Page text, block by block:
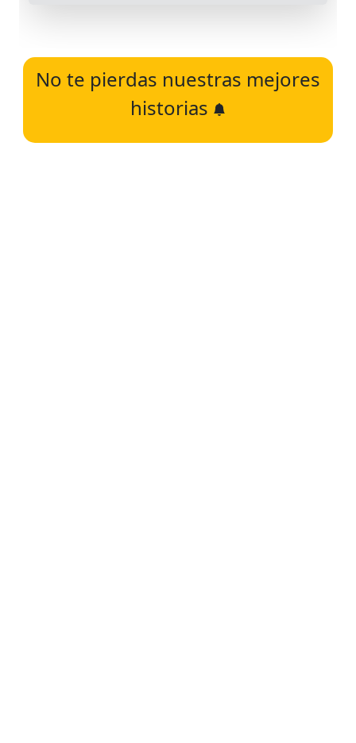
No te pierdas nuestras mejores
historias